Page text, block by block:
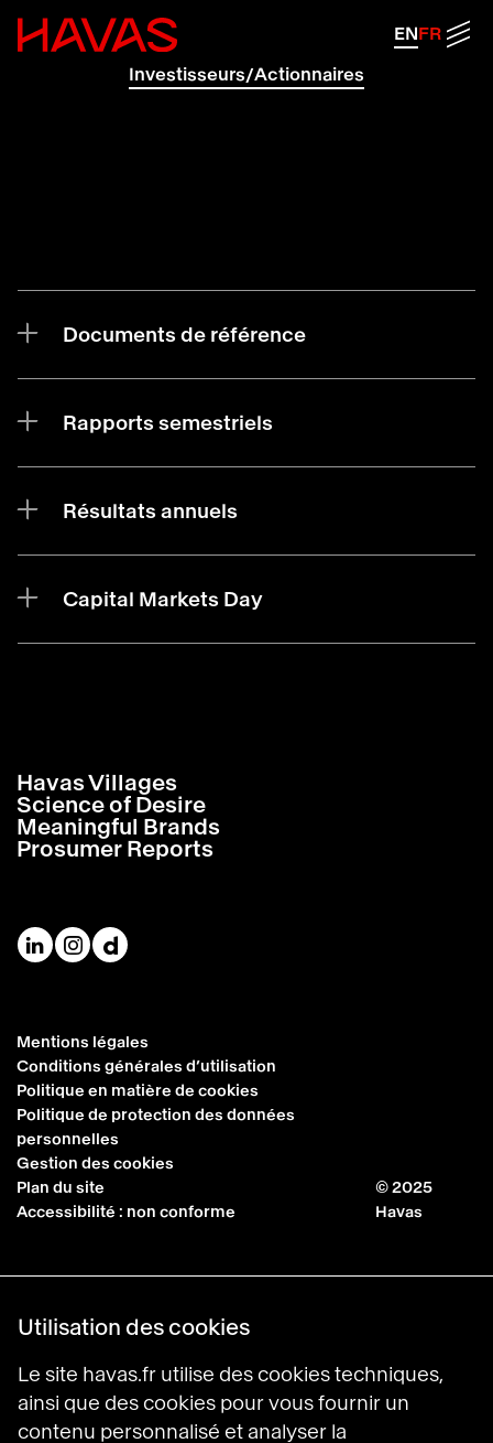
Retour à la page d'accueil d'Havas
Investisseurs/Actionnaires
ENFR
Documents de référence
Rapports semestriels
Résultats annuels
Capital Markets Day
Havas Villages
Science of Desire
Meaningful Brands
Prosumer Reports
Havas sur LinkedIn
Havas sur Instagram
Havas sur DailyMotion
Mentions légales
Conditions générales d’utilisation
Politique en matière de cookies
Politique de protection des données
personnelles
Gestion des cookies
Plan du site
Accessibilité : non conforme
© 2025
Havas
Utilisation des cookies
Le site havas.fr utilise des cookies techniques,
ainsi que des cookies pour vous fournir un
contenu personnalisé et analyser la